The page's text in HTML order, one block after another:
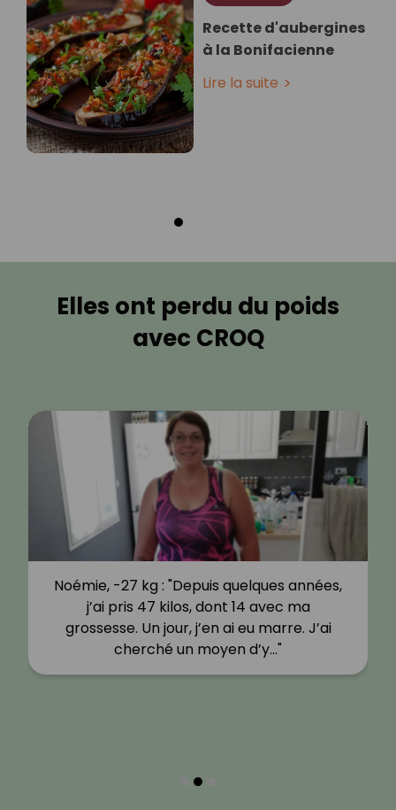
Recette d'aubergines
à la Bonifacienne
Lire la suite
Elles ont perdu du poids
avec CROQ
Noémie, -27 kg : "Depuis quelques années,
j’ai pris 47 kilos, dont 14 avec ma
grossesse. Un jour, j’en ai eu marre. J’ai
cherché un moyen d’y…"